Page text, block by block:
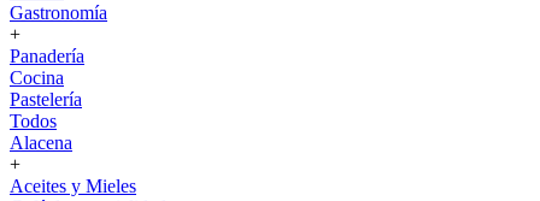
Gastronomía
+
Panadería
Cocina
Pastelería
Todos
Alacena
+
Aceites y Mieles